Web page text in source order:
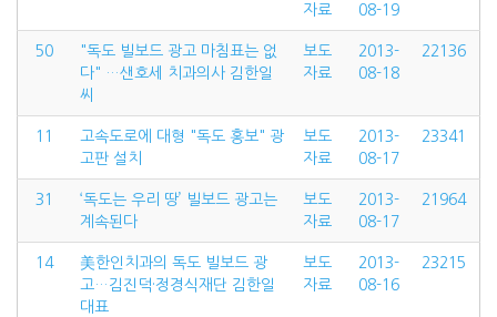
자료
08-19
50
"독도 빌보드 광고 마침표는 없
다" …샌호세 치과의사 김한일
씨
보도
자료
2013-
08-18
22136
11
고속도로에 대형 "독도 홍보" 광
고판 설치
보도
자료
2013-
08-17
23341
31
‘독도는 우리 땅’ 빌보드 광고는
계속된다
보도
자료
2013-
08-17
21964
14
美한인치과의 독도 빌보드 광
고…김진덕·정경식재단 김한일
대표
보도
자료
2013-
08-16
23215